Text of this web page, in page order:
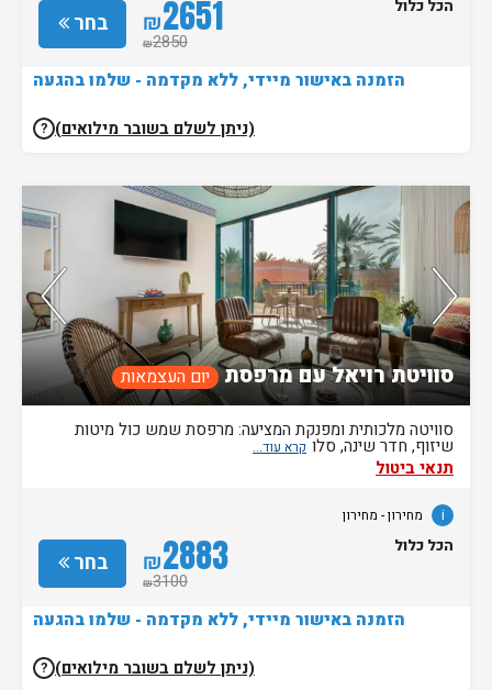
בחר ₪2651
₪2850
הכל כלול
הזמנה באישור מיידי, ללא מקדמה - שלמו בהגעה
(ניתן לשלם בשובר מילואים) ?
סוויטת רויאל עם מרפסת יום העצמאות
סוויטה מלכותית ומפנקת המציעה: מרפסת שמש כול מיטות
שיזוף, חדר שינה, סלו
תנאי ביטול
i מחירון- מחירון
בחר ₪2883
₪3100
הכל כלול
הזמנה באישור מיידי, ללא מקדמה - שלמו בהגעה
(ניתן לשלם בשובר מילואים) ?